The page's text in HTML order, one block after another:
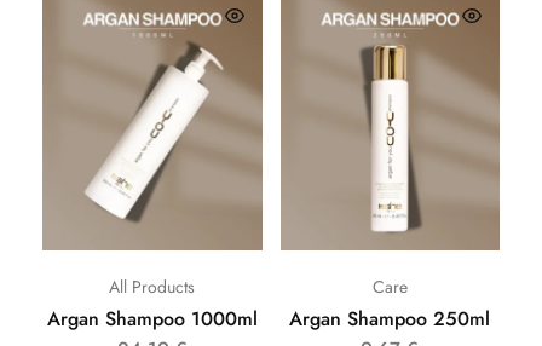
All Products
Argan Shampoo 1000ml
Care
Argan Shampoo 250ml